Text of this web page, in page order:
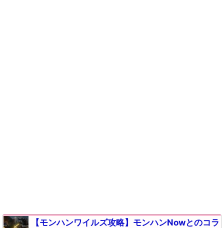
【モンハンワイルズ攻略】モンハンNowとのコラ